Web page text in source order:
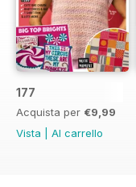
177
Acquista per €9,99
Vista
Al carrello